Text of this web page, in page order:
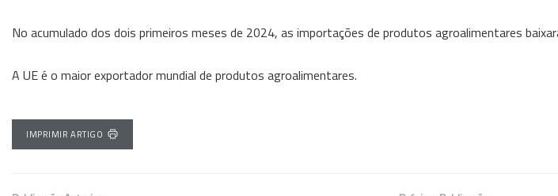
No acumulado dos dois primeiros meses de 2024, as importações de produtos agroalimentares
A UE é o maior exportador mundial de produtos agroalimentares.
IMPRIMIR ARTIGO